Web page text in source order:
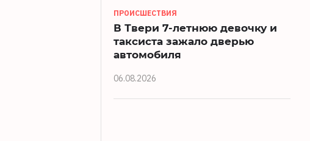
ПРОИСШЕСТВИЯ
В Твери 7-летнюю девочку и
таксиста зажало дверью
автомобиля
06.08.2026